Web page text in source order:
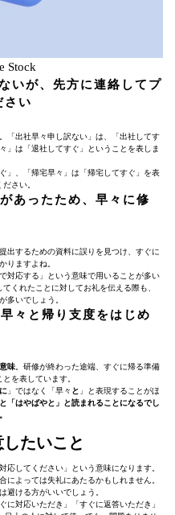
Stock
いが、先方に連絡してプ
さい
。「出社早々申し訳ない」は、「出社してす
」は「退社してすぐ」ということを表しま
」、「帰宅早々」は「帰宅してすぐ」を表
さい。
あったため、早々に修
提出するための資料に誤りを見つけ、すぐに
りますよね。
対応する」という意味で用いることが多い
くれたことに対してお礼を伝える際も、
多いでしょう。
々と帰り支度をはじめ
味 。研修が終わった途端、すぐに帰る準備
を表しています。
に 」ではなく「早々 と 」と表現することがほ
「はやばやと」と読まれることになるでし
したいこと
応してください」という意味になります。
によっては失礼にあたるかもしれません。
避ける方がいいでしょう。
に対応いただき」「すぐに返答いただき」